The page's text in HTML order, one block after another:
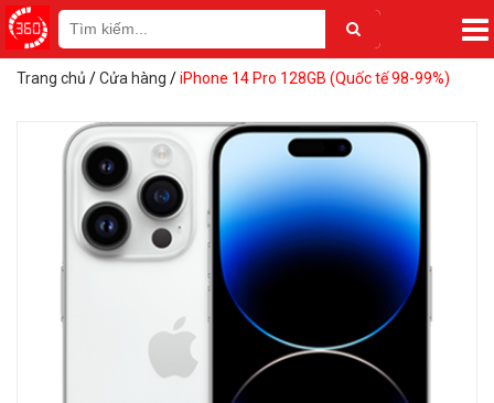
Trang chủ /Cửa hàng /iPhone 14 Pro 128GB (Quốc tế 98-99%)